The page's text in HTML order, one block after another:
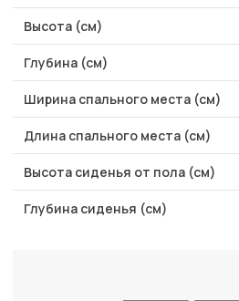
Высота (см)
Глубина (см)
Ширина спального места (см)
Длина спального места (см)
Высота сиденья от пола (см)
Глубина сиденья (см)